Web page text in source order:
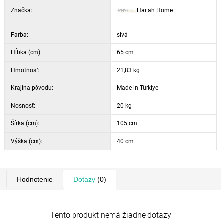
Značka: Hanah Home
Farba: sivá
Hĺbka (cm): 65 cm
Hmotnosť: 21,83 kg
Krajina pôvodu: Made in Türkiye
Nosnosť: 20 kg
Šírka (cm): 105 cm
Výška (cm): 40 cm
Hodnotenie Dotazy(0)
Tento produkt nemá žiadne dotazy